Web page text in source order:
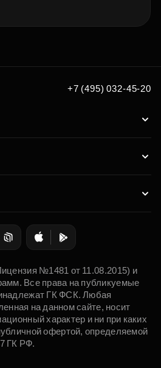
+7 (495) 032-45-20
№1481 от 11.08.2015) и
Все права на публикуемые
ГК ФСК. Любая
на данном сайте, носит
характер и ни при каких
офертой, определяемой
ГК РФ.